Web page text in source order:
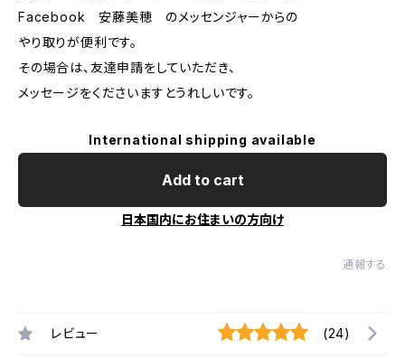
Facebook 安藤美穂 のメッセンジャーからの
やり取りが便利です。
その場合は、友達申請をしていただき、
メッセージをくださいますとうれしいです。
International shipping available
Add to cart
日本国内にお住まいの方向け
通報する
レビュー (24)